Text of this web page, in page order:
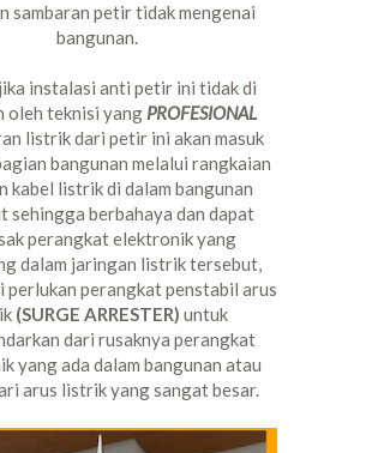
sambaran petir tidak mengenai
bangunan.
instalasi anti petir ini tidak di
oleh teknisi yang PROFESIONAL
listrik dari petir ini akan masuk
bangunan melalui rangkaian
kabel listrik di dalam bangunan
sehingga berbahaya dan dapat
perangkat elektronik yang
dalam jaringan listrik tersebut,
perlukan perangkat penstabil arus
(SURGE ARRESTER) untuk
dari rusaknya perangkat
yang ada dalam bangunan atau
arus listrik yang sangat besar.